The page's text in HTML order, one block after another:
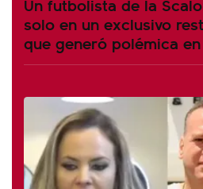
solo en un exclusivo
que generó polémica